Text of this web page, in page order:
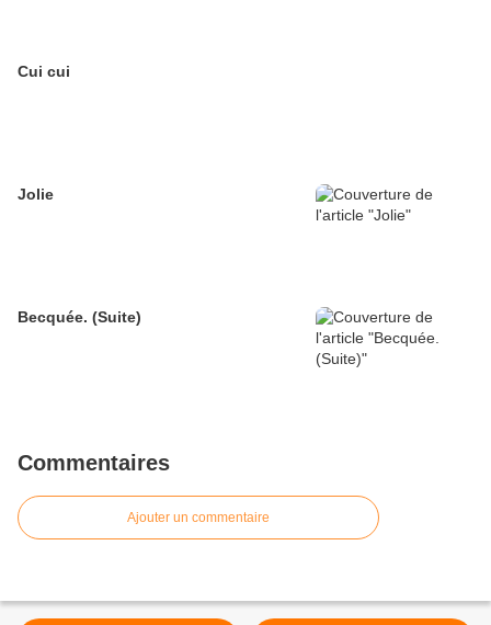
Cui cui
Jolie
Becquée. (Suite)
Commentaires
Ajouter un commentaire